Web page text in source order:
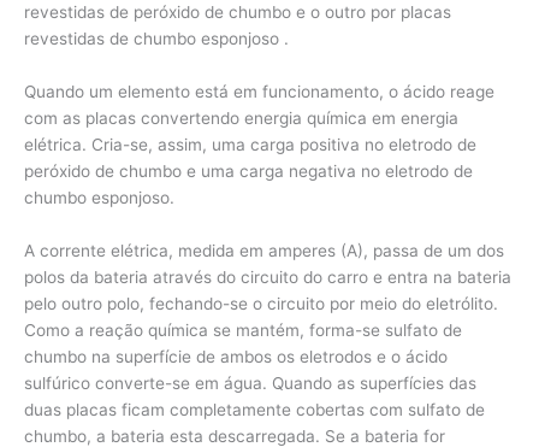
revestidas de peróxido de chumbo e o outro por placas
revestidas de chumbo esponjoso .
Quando um elemento está em funcionamento, o ácido reage
com as placas convertendo energia química em energia
elétrica. Cria-se, assim, uma carga positiva no eletrodo de
peróxido de chumbo e uma carga negativa no eletrodo de
chumbo esponjoso.
A corrente elétrica, medida em amperes (A), passa de um dos
polos da bateria através do circuito do carro e entra na bateria
pelo outro polo, fechando-se o circuito por meio do eletrólito.
Como a reação química se mantém, forma-se sulfato de
chumbo na superfície de ambos os eletrodos e o ácido
sulfúrico converte-se em água. Quando as superfícies das
duas placas ficam completamente cobertas com sulfato de
chumbo, a bateria esta descarregada. Se a bateria for